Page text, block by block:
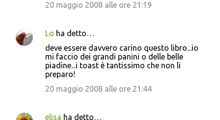
20 maggio 2008 alle ore 21:19
Lo ha detto…
deve essere davvero carino questo libro...io
mi faccio dei grandi panini o delle belle
piadine...i toast è tantissimo che non li
preparo!
20 maggio 2008 alle ore 21:44
elisa ha detto…